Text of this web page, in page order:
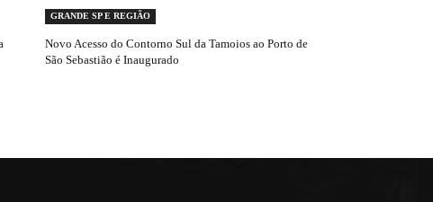
GRANDE SP E REGIÃO
Novo Acesso do Contorno Sul da Tamoios ao Porto de
São Sebastião é Inaugurado